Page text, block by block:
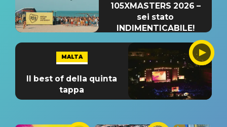
105XMASTERS 2026 –
sei stato
INDIMENTICABILE!
MALTA
Il best of della quinta
tappa